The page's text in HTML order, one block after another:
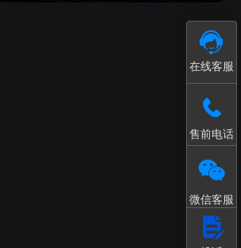
在线客服
售前电话
微信客服